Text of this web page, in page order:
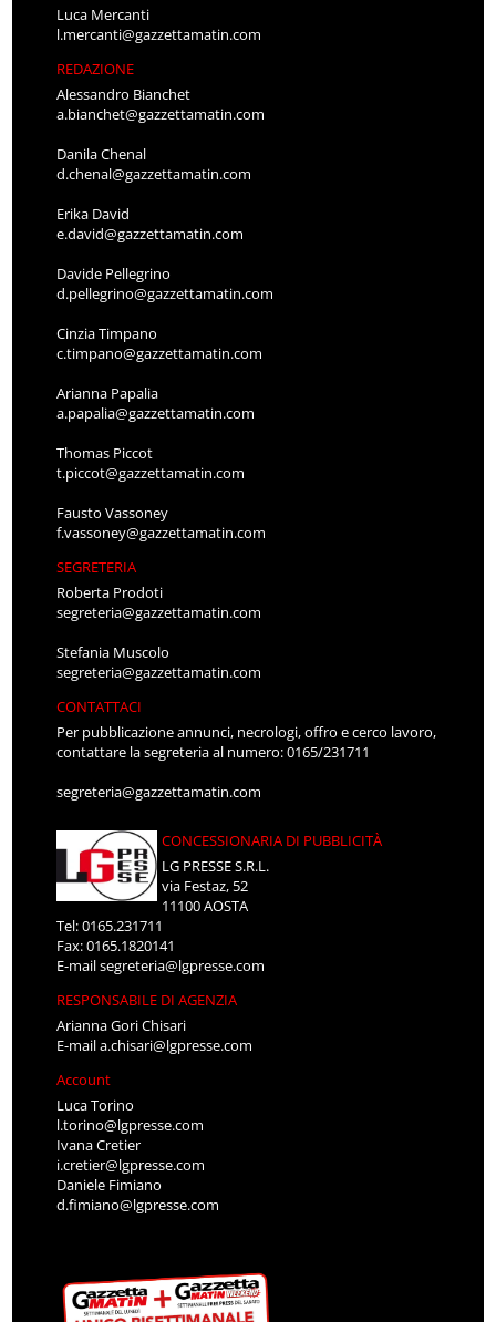
Luca Mercanti
l.mercanti@gazzettamatin.com
REDAZIONE
Alessandro Bianchet
a.bianchet@gazzettamatin.com
Danila Chenal
d.chenal@gazzettamatin.com
Erika David
e.david@gazzettamatin.com
Davide Pellegrino
d.pellegrino@gazzettamatin.com
Cinzia Timpano
c.timpano@gazzettamatin.com
Arianna Papalia
a.papalia@gazzettamatin.com
Thomas Piccot
t.piccot@gazzettamatin.com
Fausto Vassoney
f.vassoney@gazzettamatin.com
SEGRETERIA
Roberta Prodoti
segreteria@gazzettamatin.com
Stefania Muscolo
segreteria@gazzettamatin.com
CONTATTACI
Per pubblicazione annunci, necrologi, offro e cerco lavoro,
contattare la segreteria al numero: 0165/231711
segreteria@gazzettamatin.com
CONCESSIONARIA DI PUBBLICITÀ
LG PRESSE S.R.L.
via Festaz, 52
11100 AOSTA
Tel: 0165.231711
Fax: 0165.1820141
E-mailsegreteria@lgpresse.com
RESPONSABILE DI AGENZIA
Arianna Gori Chisari
E-maila.chisari@lgpresse.com
Account
Luca Torino
l.torino@lgpresse.com
Ivana Cretier
i.cretier@lgpresse.com
Daniele Fimiano
d.fimiano@lgpresse.com